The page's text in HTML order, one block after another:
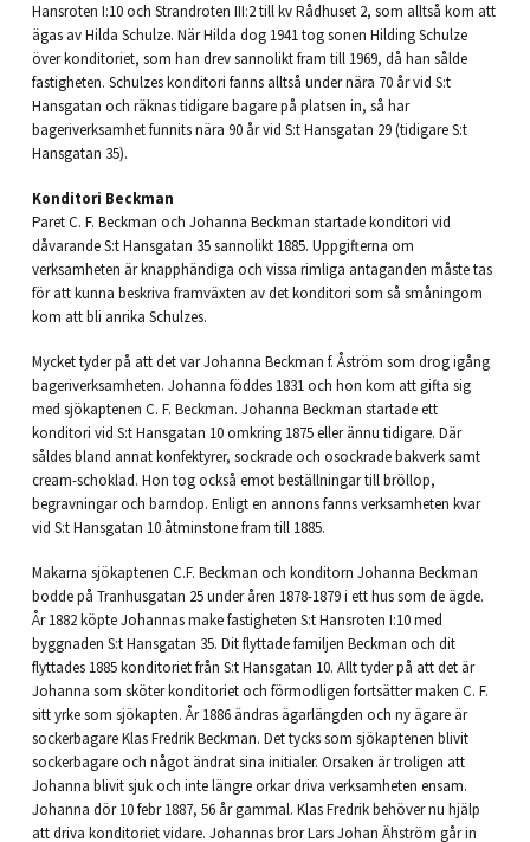
Hansroten I:10 och Strandroten III:2 till kv Rådhuset 2, som alltså kom att
ägas av Hilda Schulze. När Hilda dog 1941 tog sonen Hilding Schulze
över konditoriet, som han drev sannolikt fram till 1969, då han sålde
fastigheten. Schulzes konditori fanns alltså under nära 70 år vid S:t
Hansgatan och räknas tidigare bagare på platsen in, så har
bageriverksamhet funnits nära 90 år vid S:t Hansgatan 29 (tidigare S:t
Hansgatan 35).
Konditori Beckman
Paret C. F. Beckman och Johanna Beckman startade konditori vid
dåvarande S:t Hansgatan 35 sannolikt 1885. Uppgifterna om
verksamheten är knapphändiga och vissa rimliga antaganden måste tas
för att kunna beskriva framväxten av det konditori som så småningom
kom att bli anrika Schulzes.
Mycket tyder på att det var Johanna Beckman f. Åström som drog igång
bageriverksamheten. Johanna föddes 1831 och hon kom att gifta sig
med sjökaptenen C. F. Beckman. Johanna Beckman startade ett
konditori vid S:t Hansgatan 10 omkring 1875 eller ännu tidigare. Där
såldes bland annat konfektyrer, sockrade och osockrade bakverk samt
cream-schoklad. Hon tog också emot beställningar till bröllop,
begravningar och barndop. Enligt en annons fanns verksamheten kvar
vid S:t Hansgatan 10 åtminstone fram till 1885.
Makarna sjökaptenen C.F. Beckman och konditorn Johanna Beckman
bodde på Tranhusgatan 25 under åren 1878-1879 i ett hus som de ägde.
År 1882 köpte Johannas make fastigheten S:t Hansroten I:10 med
byggnaden S:t Hansgatan 35. Dit flyttade familjen Beckman och dit
flyttades 1885 konditoriet från S:t Hansgatan 10. Allt tyder på att det är
Johanna som sköter konditoriet och förmodligen fortsätter maken C. F.
sitt yrke som sjökapten. År 1886 ändras ägarlängden och ny ägare är
sockerbagare Klas Fredrik Beckman. Det tycks som sjökaptenen blivit
sockerbagare och något ändrat sina initialer. Orsaken är troligen att
Johanna blivit sjuk och inte längre orkar driva verksamheten ensam.
Johanna dör 10 febr 1887, 56 år gammal. Klas Fredrik behöver nu hjälp
att driva konditoriet vidare. Johannas bror Lars Johan Ähström går in